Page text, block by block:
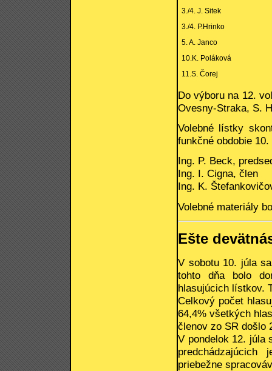
3./4. J. Sitek
3./4. P.Hrinko
5. A. Janco
10.K. Poláková
11.S. Čorej
Do výboru na 12.
Ovesny-Straka, S.
Volebné lístky
funkčné obdobie
Ing. P. Beck,
Ing. I. Cigna, člen
Ing. K.
Volebné materiály
Ešte
V sobotu 10. júla
tohto dňa bolo
hlasujúcich lístkov.
Celkový počet
64,4% všetkých
členov zo SR došlo
V pondelok 12. júla
priebežne